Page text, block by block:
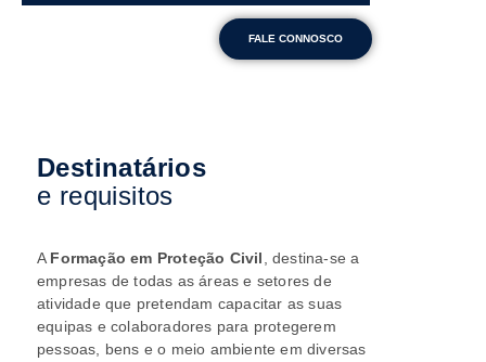
FALE CONNOSCO
Destinatários
e requisitos
A Formação em Proteção Civil , destina-se a
empresas de todas as áreas e setores de
atividade que pretendam capacitar as suas
equipas e colaboradores para protegerem
pessoas, bens e o meio ambiente em diversas